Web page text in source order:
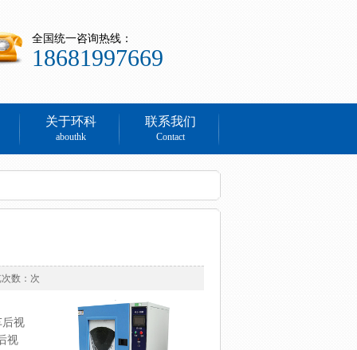
全国统一咨询热线：
18681997669
关于环科
abouthk
联系我们
Contact
数： 次
视
视